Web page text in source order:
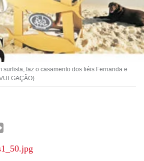
surfista, faz o casamento dos fiéis Fernanda e